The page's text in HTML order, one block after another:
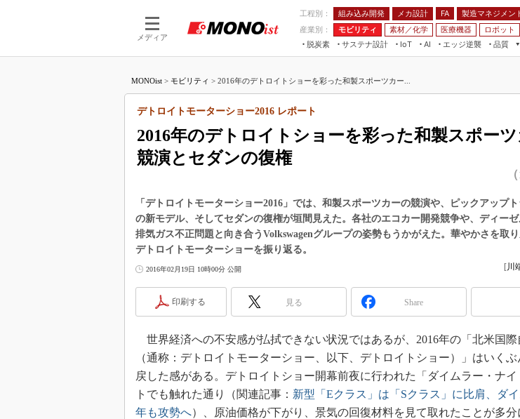
メディア
工程別： 組み込み開発 メカ設計 FA 製造マネジメン
産業別：
モビリティ 素材／化学 医療機器 ロボット
脱炭素
サステナ設計
IoT
つながる工場
つながるサービス
AI
AI×設備保全
Physical AI
エッジ逆襲 品質
JIMTOF
IIFES
TECHNO-FRONTIER
人テク展
スマート工場EXPO
日本ものづくりワールド
AUTOMOTIVE WORLD
VR／AR
組み込みモデリング
Windows Embedded
3Dプリンタ
デジタルツインとCAE
S＆OP
インダストリー4.0
イノベーション
FA
MONOist > モビリティ > 2016年のデトロイトショーを彩った和製スポーツカー...
2016年のデトロイトショーを彩った和製スポー
競演とセダンの復権
デトロイトモーターショー2016 レポート
「デトロイトモーターショー2016」では、和製スポーツカーの競演や、ピックアップ
の新モデル、そしてセダンの復権が垣間見えた。各社のエコカー開発競争や、ディー
排気ガス不正問題と向き合うVolkswagenグループの姿勢もうかがえた。華やかさを取
デトロイトモーターショーを振り返る。
2016年02月19日 10時00分 公開 [川
印刷する 見る Share
世界経済への不安感が払拭できない状況ではあるが、2016年の「北米国際
（通称：デトロイトモーターショー、以下、デトロイトショー）」はいくぶ
戻した感がある。デトロイトショー開幕前夜に行われた「ダイムラー・ナ
トでも触れた通り（関連記事： 新型「Eクラス」は「Sクラス」に比肩、ダ
年も攻勢へ）、原油価格が下がり、景気の回復材料を見て取れたことが多